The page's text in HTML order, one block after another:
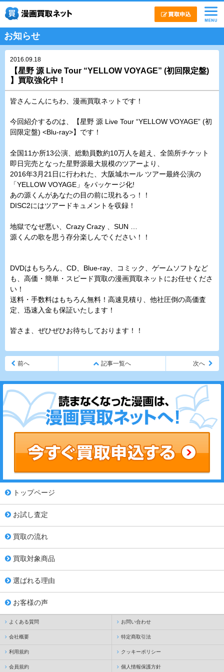
お知らせ
2016.09.18
【星野 源 Live Tour “YELLOW VOYAGE” (初回限定盤)
】買取強化中！
皆さんこんにちわ、漫画買取ネットです！
今回紹介するのは、【星野 源 Live Tour “YELLOW VOYAGE” (初
回限定盤) <Blu-ray>】です！
全国11か所13公演、総動員数約10万人を超え、全箇所チケット
即日完売となった星野源最大規模のツアーより、
2016年3月21日に行われた、大阪城ホール ツアー最終公演の
「YELLOW VOYAGE」をパッケージ化!
あの源くんがあなたの目の前に現れるっ！！
DISC2にはツアードキュメントを収録！
地獄でなぜ悪い、Crazy Crazy 、SUN …
源くんの歌を思う存分楽しんでください！！
DVDはもちろん、CD、Blue-ray、コミック、ゲームソフトなど
も、高価・簡単・スピード買取の漫画買取ネットにお任せくださ
い！
送料・手数料はもちろん無料！高速見積り、他社圧倒の高価査
定、迅速入金も保証いたします！
皆さま、ぜひぜひお待ちしております！！
前へ 記事一覧へ 次へ
トップページ
お試し査定
買取の流れ
買取対象商品
選ばれる理由
お客様の声
よくある質問 お問い合わせ
会社概要 特定商取引法
利用規約 クッキーポリシー
会員規約 個人情報保護方針